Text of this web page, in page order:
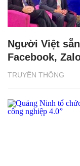
TRUYỀN THÔNG
Người Việt
Facebook,